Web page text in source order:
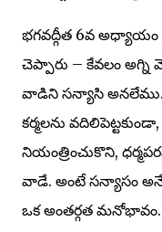
భగవద్గీత 6వ అధ్యాయం
చెప్పారు – కేవలం అగ్ని
వాడిని సన్యాసి
కర్మలను
నియంత్రించుకొని,
వాడే. అంటే సన్యాసం
ఒక అంతర్గత మనోభావం.